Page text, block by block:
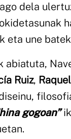
dela
eta une
abiatuta,
Ruiz,
gogoan”